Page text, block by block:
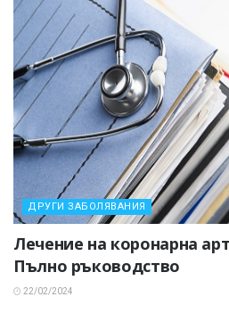
ДРУГИ ЗАБОЛЯВАНИЯ
Лечение на коронарна
Пълно ръководство
22/02/2024